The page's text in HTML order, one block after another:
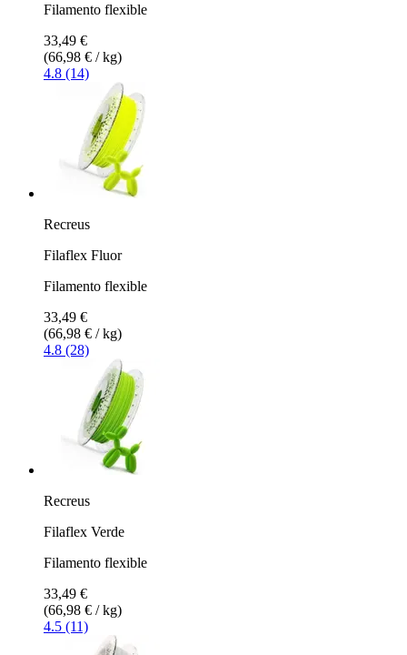
Filamento flexible
33,49 €
(66,98 € / kg)
4.8 (14)
Recreus
Filaflex Fluor
Filamento flexible
33,49 €
(66,98 € / kg)
4.8 (28)
Recreus
Filaflex Verde
Filamento flexible
33,49 €
(66,98 € / kg)
4.5 (11)